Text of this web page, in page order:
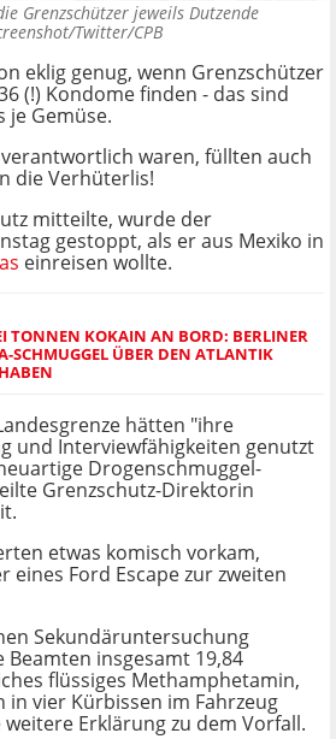
Grenzschützer jeweils Dutzende
Twitter/CPB
eklig genug, wenn Grenzschützer
(!) Kondome finden - das sind
je Gemüse.
waren, füllten auch
die Verhüterlis!
mitteilte, wurde der
gestoppt, als er aus Mexiko in
einreisen wollte.
TONNEN KOKAIN AN BORD: BERLINER
SCHMUGGEL ÜBER DEN ATLANTIK
hätten "ihre
und Interviewfähigkeiten genutzt
Drogenschmuggel-
Grenzschutz-Direktorin
etwas komisch vorkam,
eines Ford Escape zur zweiten
Sekundäruntersuchung
insgesamt 19,84
flüssiges Methamphetamin,
in vier Kürbissen im Fahrzeug
Erklärung zu dem Vorfall.